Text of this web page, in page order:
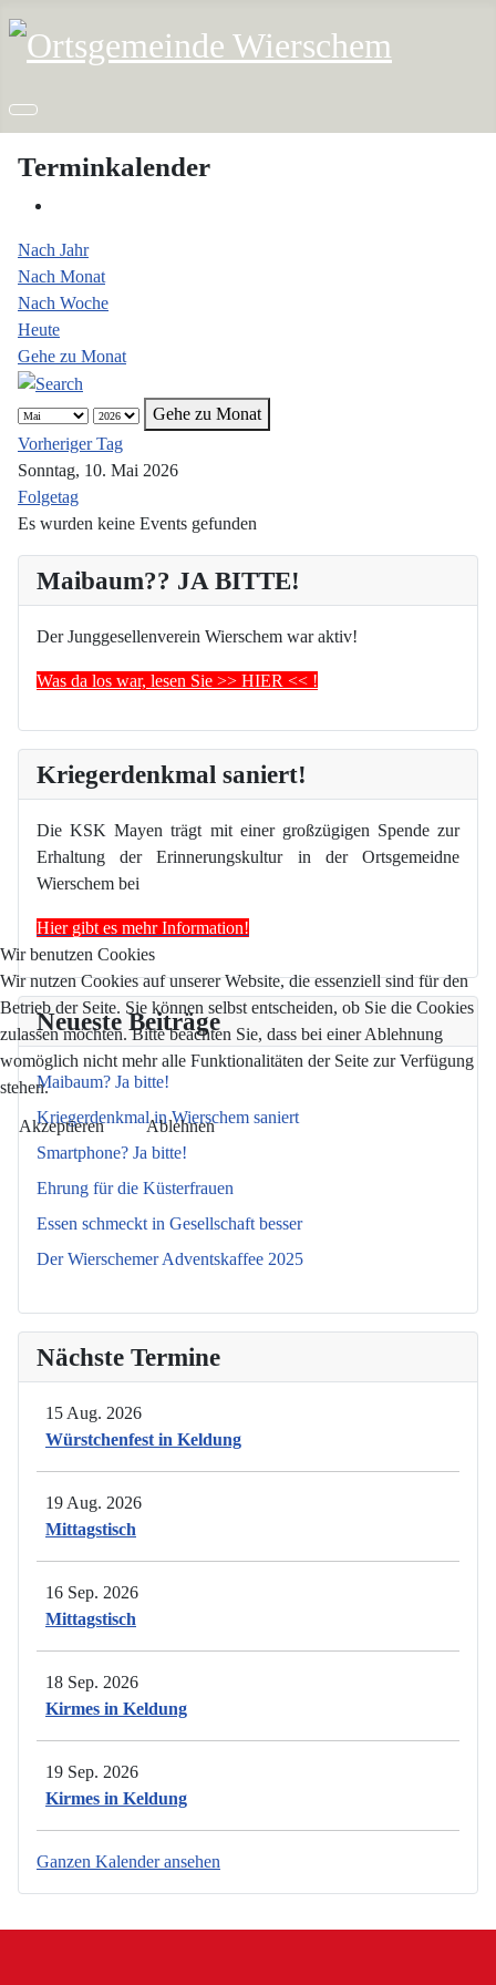
Maibaum?? JA BITTE!
Der Junggesellenverein Wierschem war aktiv!
Was da los war, lesen Sie >> HIER << !
Kriegerdenkmal saniert!
Die KSK Mayen trägt mit einer großzügigen Spende zur
Erhaltung der Erinnerungskultur in der Ortsgemeidne
Wierschem bei
Hier gibt es mehr Information!
Neueste Beiträge
Maibaum? Ja bitte!
Kriegerdenkmal in Wierschem saniert
Smartphone? Ja bitte!
Ehrung für die Küsterfrauen
Essen schmeckt in Gesellschaft besser
Der Wierschemer Adventskaffee 2025
Nächste Termine
15 Aug. 2026
Würstchenfest in Keldung
19 Aug. 2026
Mittagstisch
16 Sep. 2026
Mittagstisch
18 Sep. 2026
Kirmes in Keldung
19 Sep. 2026
Kirmes in Keldung
Ganzen Kalender ansehen
Terminkalender
Nach Jahr
Nach Monat
Nach Woche
Heute
Gehe zu Monat
Gehe zu Monat
Vorheriger Tag
Sonntag, 10. Mai 2026
Folgetag
Es wurden keine Events gefunden
Wir benutzen Cookies
Wir nutzen Cookies auf unserer Website, die essenziell sind für den
Betrieb der Seite. Sie können selbst entscheiden, ob Sie die Cookies
zulassen möchten. Bitte beachten Sie, dass bei einer Ablehnung
womöglich nicht mehr alle Funktionalitäten der Seite zur Verfügung
stehen.
Akzeptieren Ablehnen